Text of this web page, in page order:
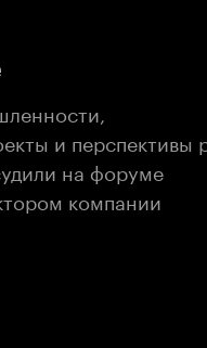
и перспективы
на форуме
компании